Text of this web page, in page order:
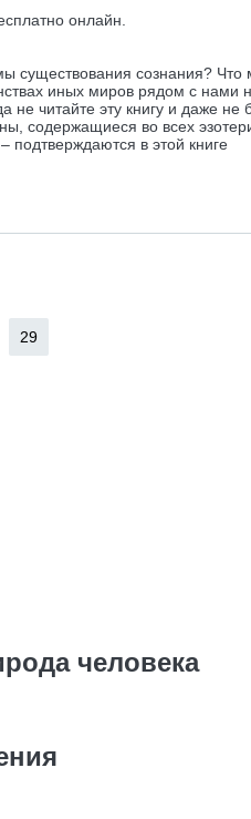
онлайн.
существования сознания? Что
иных миров рядом с нами
не читайте эту книгу и даже не
содержащиеся во всех
подтверждаются в этой книге
29
человека